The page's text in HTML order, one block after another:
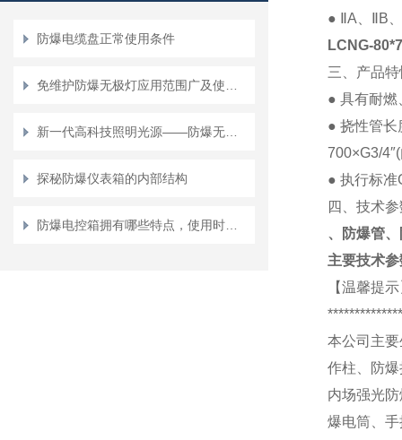
防爆电缆盘正常使用条件
探秘防爆仪表箱的内部结构
●
A B
LCNG-
三、产品特
● 具有耐燃
● 挠性管长
700×G3/4″(
● 执行标准
四、技术参
、防爆管
主要技术
【温馨提
本公司主
作柱、防
内场强光
爆电筒、